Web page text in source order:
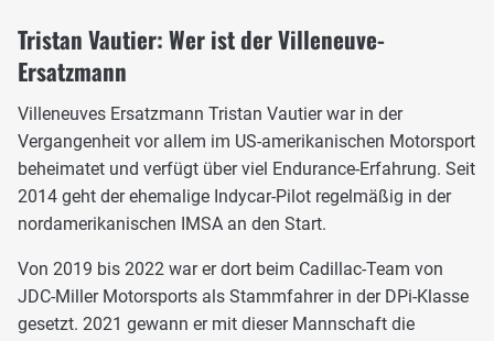
Tristan Vautier: Wer ist der Villeneuve-
Ersatzmann
Villeneuves Ersatzmann Tristan Vautier war in der
Vergangenheit vor allem im US-amerikanischen Motorsport
beheimatet und verfügt über viel Endurance-Erfahrung. Seit
2014 geht der ehemalige Indycar-Pilot regelmäßig in der
nordamerikanischen IMSA an den Start.
Von 2019 bis 2022 war er dort beim Cadillac-Team von
JDC-Miller Motorsports als Stammfahrer in der DPi-Klasse
gesetzt. 2021 gewann er mit dieser Mannschaft die